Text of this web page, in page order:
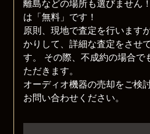
離島などの場所も選びません
は「無料」です！
原則、現地で査定を行います
かりして、詳細な査定をさせ
す。 その際、不成約の場合で
ただきます。
オーディオ機器の売却をご検
お問い合わせください。